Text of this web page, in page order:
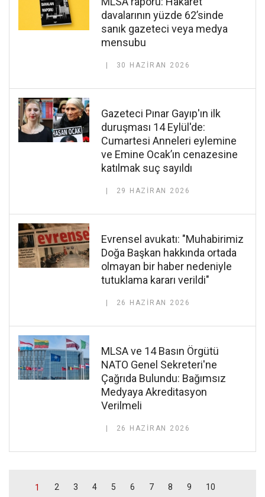
davalarının yüzde 62’sinde
sanık gazeteci veya medya
mensubu
30 HAZIRAN 2026
Gazeteci Pınar Gayıp'ın ilk
duruşması 14 Eylül'de:
Cumartesi Anneleri eylemine
ve Emine Ocak’ın cenazesine
katılmak suç sayıldı
29 HAZIRAN 2026
Evrensel avukatı: "Muhabirimiz
Doğa Başkan hakkında ortada
olmayan bir haber nedeniyle
tutuklama kararı verildi"
26 HAZIRAN 2026
MLSA ve 14 Basın Örgütü
NATO Genel Sekreteri'ne
Çağrıda Bulundu: Bağımsız
Medyaya Akreditasyon
Verilmeli
26 HAZIRAN 2026
1 2 3 4 5 6 7 8 9 10